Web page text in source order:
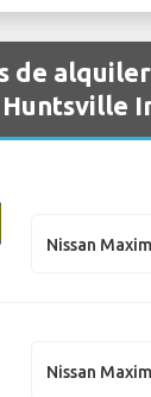
de
Nissan
Nissan